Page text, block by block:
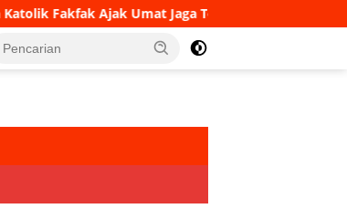
Ajak Umat Jaga Toleransi